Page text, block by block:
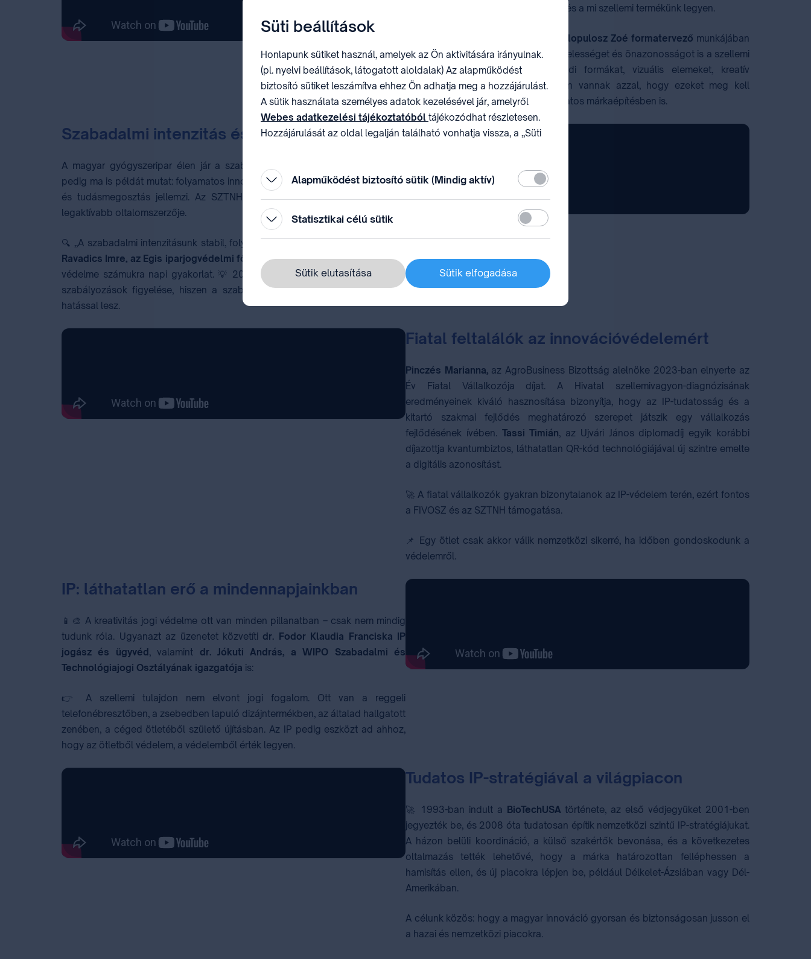
amit létrehozunk, az valóban egyedi, és a mi szellemi termékünk legyen.
Vágó Réka cipőtervező és Szokalopulosz Zoé formatervező munkájában
közös, hogy a kreativitás mellett a hitelességet és önazonosságot is a szellemi
tulajdon biztosítja számukra. Egyedi formákat, vizuális elemeket, kreatív
ötleteket dolgoznak ki, és tisztában vannak azzal, hogy ezeket meg kell
védeniük. Ezzel példát mutatva a tudatos márkaépítésben is.
Szabadalmi intenzitás és tudatosság
A magyar gyógyszeripar élen jár a szabadalmi tudatosságban, az Egis Zrt.
pedig ma is példát mutat: folyamatos innováció, aktív szabadalmi tevékenység
és tudásmegosztás jellemzi. Az SZTNH adatai szerint Magyarország egyik
legaktívabb oltalomszerzője.
🔍 „A szabadalmi intenzitásunk stabil, folyamatos innovációt tükröz” – mondja
Ravadics Imre, az Egis iparjogvédelmi főosztályvezetője. A szellemi tulajdon
védelme számukra napi gyakorlat. 💡 2025-ben kiemelten fontos az európai
szabályozások figyelése, hiszen a szabadalmi csomag az egész szektorra
hatással lesz.
Fiatal feltalálók az innovációvédelemért
Pinczés Marianna,az AgroBusiness Bizottság alelnöke 2023-ban elnyerte az
Év Fiatal Vállalkozója díjat. A Hivatal szellemivagyon-diagnózisának
eredményeinek kiváló hasznosítása bizonyítja, hogy az IP-tudatosság és a
kitartó szakmai fejlődés meghatározó szerepet játszik egy vállalkozás
fejlődésének ívében. Tassi Timián, az Ujvári János diplomadíj egyik korábbi
díjazottja kvantumbiztos, láthatatlan QR-kód technológiájával új szintre emelte
a digitális azonosítást.
🚀 A fiatal vállalkozók gyakran bizonytalanok az IP-védelem terén, ezért fontos
a FIVOSZ és az SZTNH támogatása.
📌 Egy ötlet csak akkor válik nemzetközi sikerré, ha időben gondoskodunk a
védelemről.
IP: láthatatlan erő a mindennapjainkban
📱🎨 A kreativitás jogi védelme ott van minden pillanatban – csak nem mindig
tudunk róla. Ugyanazt az üzenetet közvetíti dr. Fodor Klaudia Franciska IP
jogász és ügyvéd, valamint dr. Jókuti András, a WIPO Szabadalmi és
Technológiajogi Osztályának igazgatója is:
👉 A szellemi tulajdon nem elvont jogi fogalom. Ott van a reggeli
telefonébresztőben, a zsebedben lapuló dizájntermékben, az általad hallgatott
zenében, a céged ötletéből születő újításban. Az IP pedig eszközt ad ahhoz,
hogy az ötletből védelem, a védelemből érték legyen.
Tudatos IP-stratégiával a világpiacon
🚀 1993-ban indult a BioTechUSA története, az első védjegyüket 2001-ben
jegyezték be, és 2008 óta tudatosan építik nemzetközi szintű IP-stratégiájukat.
A házon belüli koordináció, a külső szakértők bevonása, és a következetes
oltalmazás tették lehetővé, hogy a márka határozottan felléphessen a
hamisítás ellen, és új piacokra lépjen be, például Délkelet-Ázsiában vagy Dél-
Amerikában.
A célunk közös: hogy a magyar innováció gyorsan és biztonságosan jusson el
a hazai és nemzetközi piacokra.
Süti beállítások
Honlapunk sütiket használ, amelyek az Ön aktivitására irányulnak.
(pl. nyelvi beállítások, látogatott aloldalak) Az alapműködést
biztosító sütiket leszámítva ehhez Ön adhatja meg a hozzájárulást.
A sütik használata személyes adatok kezelésével jár, amelyről
Webes adatkezelési tájékoztatóból tájékozódhat részletesen.
Hozzájárulását az oldal legalján található vonhatja vissza, a „Süti
Alapműködést biztosító sütik (Mindig aktív) Kötelező
Statisztikai célú sütik Statisztikai
Sütik elutasítása Sütik elfogadása